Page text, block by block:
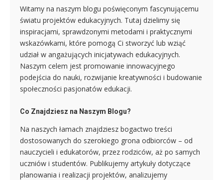
Witamy na naszym blogu poświęconym fascynującemu
światu projektów edukacyjnych. Tutaj dzielimy się
inspiracjami, sprawdzonymi metodami i praktycznymi
wskazówkami, które pomogą Ci stworzyć lub wziąć
udział w angażujących inicjatywach edukacyjnych.
Naszym celem jest promowanie innowacyjnego
podejścia do nauki, rozwijanie kreatywności i budowanie
społeczności pasjonatów edukacji.
Co Znajdziesz na Naszym Blogu?
Na naszych łamach znajdziesz bogactwo treści
dostosowanych do szerokiego grona odbiorców – od
nauczycieli i edukatorów, przez rodziców, aż po samych
uczniów i studentów. Publikujemy artykuły dotyczące
planowania i realizacji projektów, analizujemy